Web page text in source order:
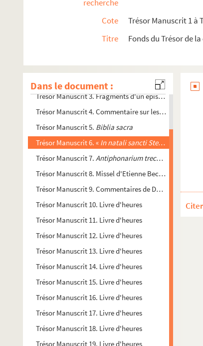
recherche
Cote
Trésor Manuscrit 1 à
Titre
Fonds du Trésor de
Dans le document :
Trésor Manuscrit 1. La Crucifixion, Scènes de la
Trésor Manuscrit 2. Le Christ glorieux, entouré des 24
Trésor Manuscrit 3. Fragments d'un épistolaire avec
Trésor Manuscrit 5. Biblia sacra
Trésor Manuscrit 6. « In natali sancti Stephani
Trésor Manuscrit 7. Antiphonarium trecense
Trésor Manuscrit 8. Missel d'Etienne Becquart,
Trésor Manuscrit 9. Commentaires de Duns Scott sur
Trésor Manuscrit 10. Livre d'heures
Trésor Manuscrit 11. Livre d'heures
Trésor Manuscrit 12. Livre d'heures
Trésor Manuscrit 13. Livre d'heures
Trésor Manuscrit 14. Livre d'heures
Trésor Manuscrit 15. Livre d'heures
Trésor Manuscrit 16. Livre d'heures
Trésor Manuscrit 17. Livre d'heures
Trésor Manuscrit 18. Livre d'heures
Trésor Manuscrit 19. Livre d'heures